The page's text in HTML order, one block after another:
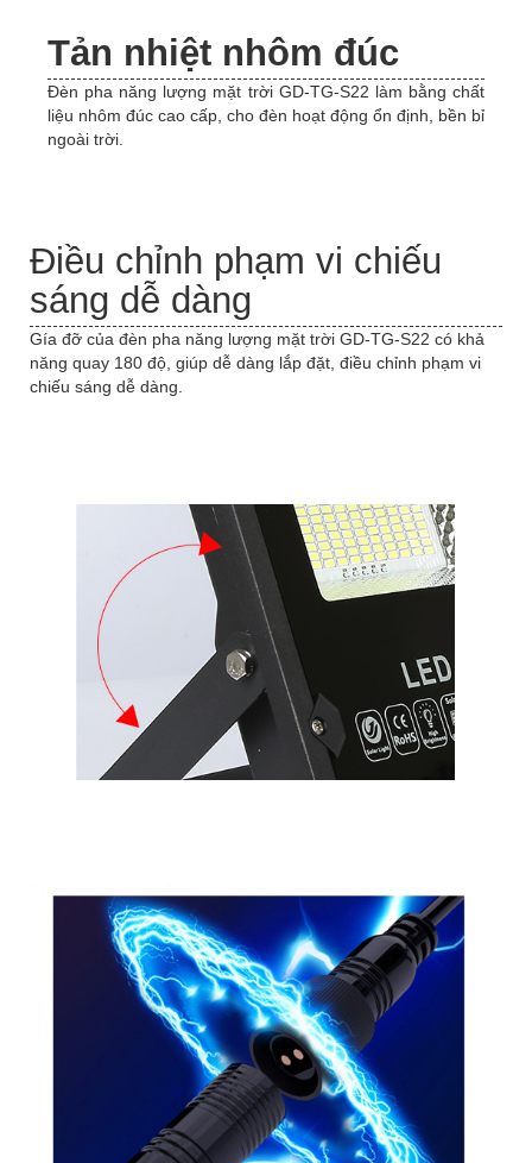
Tản nhiệt nhôm đúc
Đèn pha năng lượng mặt trời GD-TG-S22 làm bằng chất
liệu nhôm đúc cao cấp, cho đèn hoạt động ổn định, bền bỉ
ngoài trời.
Điều chỉnh phạm vi chiếu
sáng dễ dàng
Gía đỡ của đèn pha năng lượng mặt trời GD-TG-S22 có khả
năng quay 180 độ, giúp dễ dàng lắp đặt, điều chỉnh phạm vi
chiếu sáng dễ dàng.